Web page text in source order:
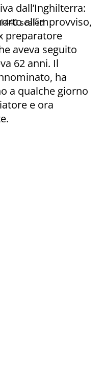
scaled
dall’Inghilterra:
all’improvviso,
preparatore
aveva seguito
62 anni. Il
ha
a qualche giorno
e ora